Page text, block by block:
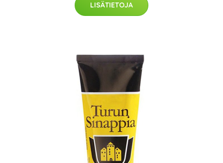
LISÄTIETOJA